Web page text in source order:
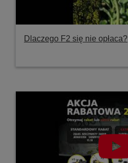
Dlaczego F2 się nie opłaca?